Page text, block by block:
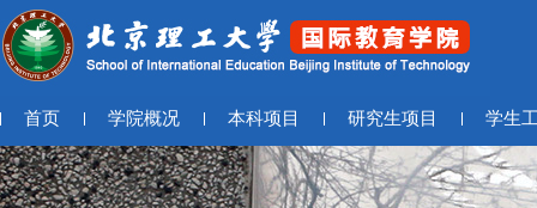
首页 学院概况 本科项目 研究生项目 学生